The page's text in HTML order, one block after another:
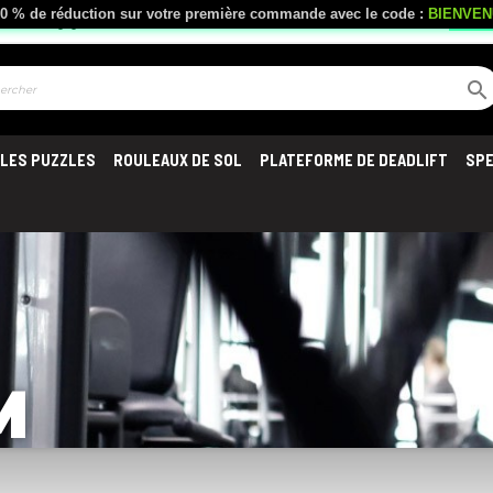
local_shipping Livraison offerteà partir de 300 €

PUZZLES ROULEAUX DE SOL PLATEFORME DE DEADLIFT
% de réduction sur votre première commande avec le code :